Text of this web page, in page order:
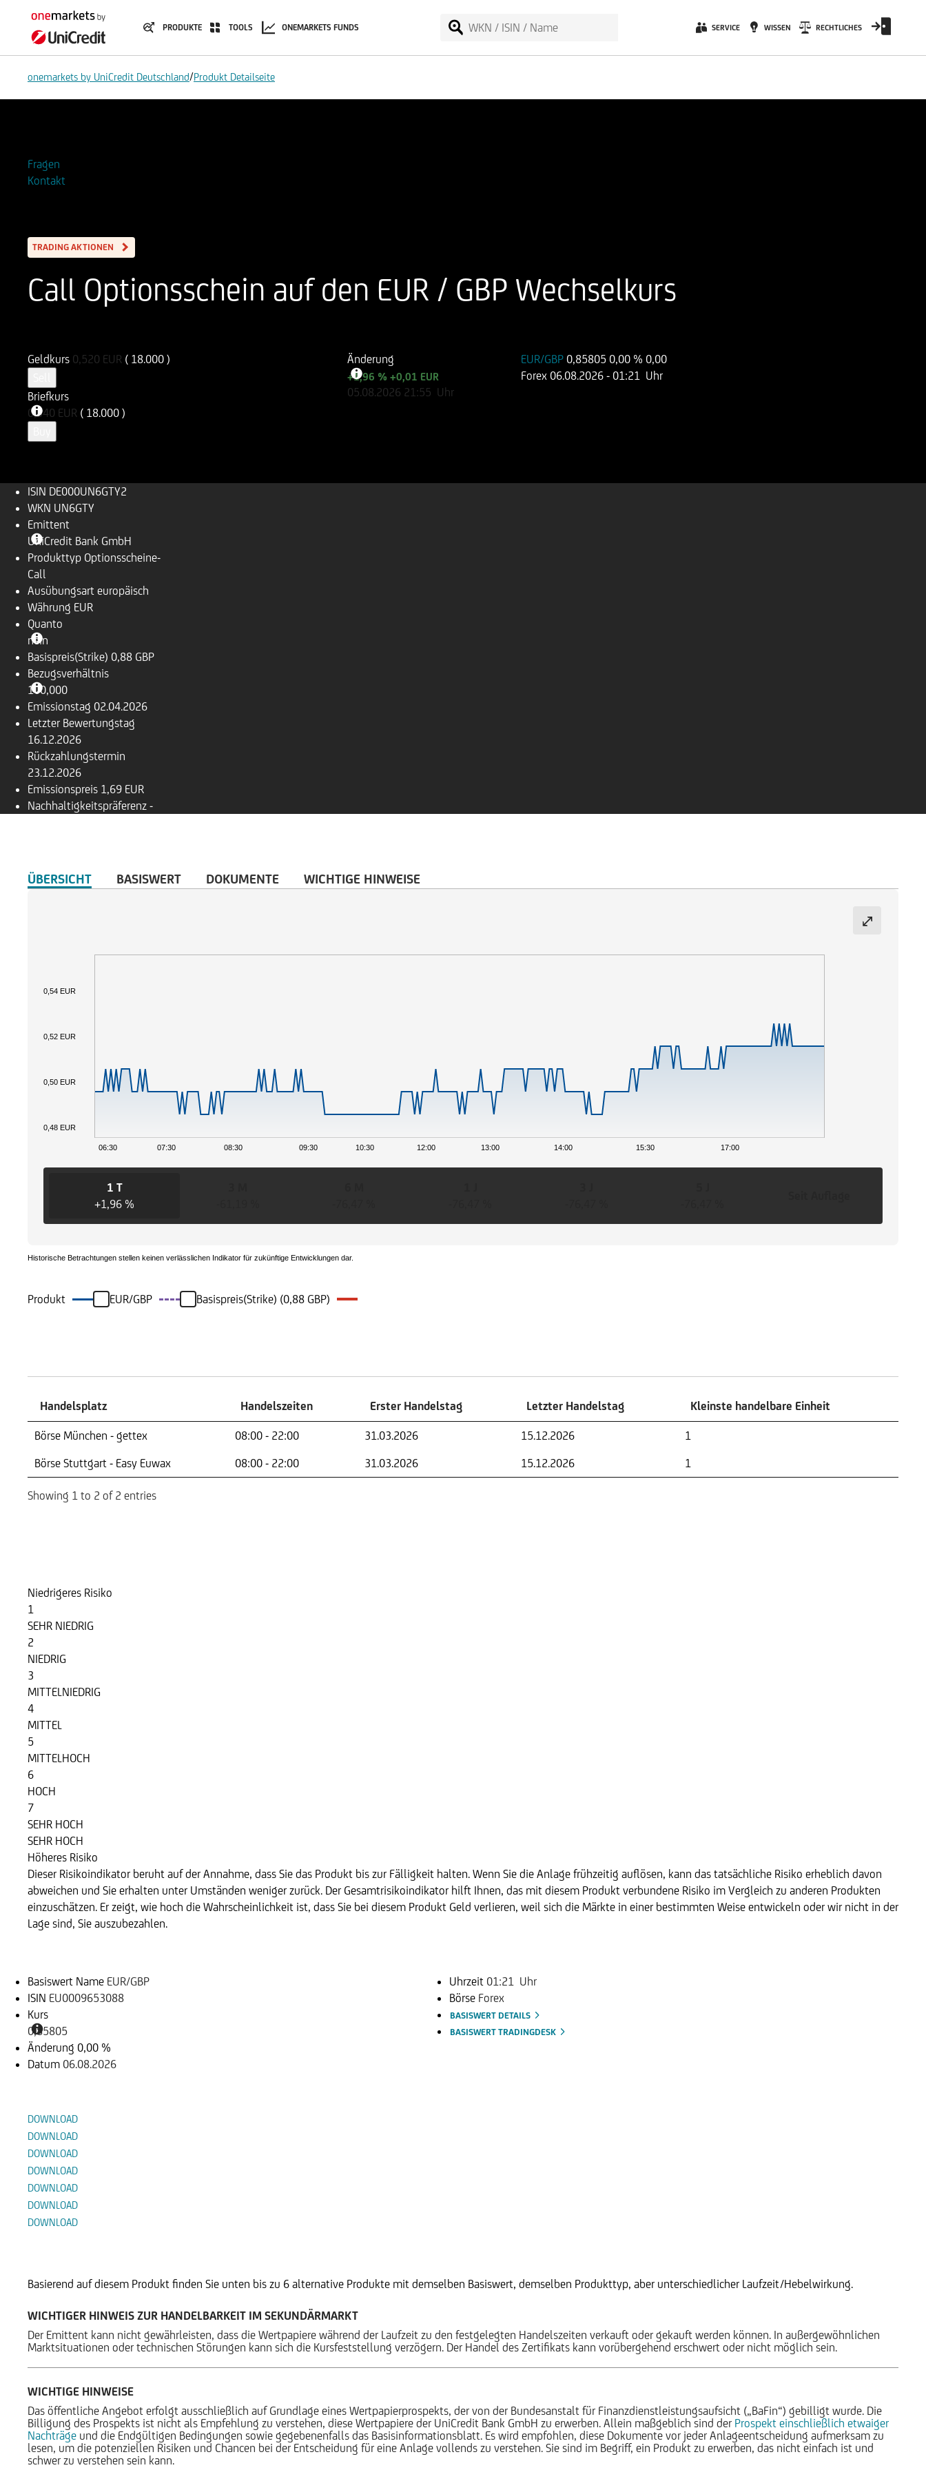
PRODUKTE TOOLS ONEMARKETS FUNDS SERVICE WISSEN RECHTLICHES
onemarkets by UniCredit Deutschland/Produkt Detailseite
Fragen
Kontakt
TRADING AKTIONEN
Call Optionsschein auf den EUR / GBP Wechselkurs
Geldkurs 0,520 EUR ( 18.000 )
Briefkurs
0,540 EUR ( 18.000 )
Änderung
+1,96 %+0,01 EUR
05.08.2026 21:55 Uhr
EUR/GBP 0,85805 0,00 % 0,00
Forex 06.08.2026 - 01:21 Uhr
ISIN DE000UN6GTY2
WKN UN6GTY
Emittent
UniCredit Bank GmbH
Produkttyp Optionsscheine-
Call
Ausübungsart europäisch
Währung EUR
Quanto
nein
Basispreis(Strike) 0,88 GBP
Bezugsverhältnis
100,000
Emissionstag 02.04.2026
Letzter Bewertungstag
16.12.2026
Rückzahlungstermin
23.12.2026
Emissionspreis 1,69 EUR
Nachhaltigkeitspräferenz -
ÜBERSICHT BASISWERT DOKUMENTE WICHTIGE HINWEISE
06:30 07:30 08:30 09:30 10:30 12:00 13:00 14:00 15:30 17:00
0,48 EUR
0,50 EUR
0,52 EUR
0,54 EUR
1 T
+1,96 %
Historische Betrachtungen stellen keinen verlässlichen Indikator für zukünftige Entwicklungen dar.
Produkt EUR/GBP Basispreis(Strike) (0,88 GBP)
Handelsplatz Handelszeiten Erster Handelstag Letzter Handelstag
Kleinste handelbare Einheit
Handelsplatz
Handelszeiten Erster Handelstag Letzter Handelstag
Börse München - gettex 08:00 - 22:00 31.03.2026 15.12.2026
1
Börse Stuttgart - Easy Euwax
08:00 - 22:00 31.03.2026 15.12.2026 1
Showing 1 to 2 of 2 entries
Niedrigeres Risiko
1
SEHR NIEDRIG
2
NIEDRIG
3
MITTELNIEDRIG
4
MITTEL
5
MITTELHOCH
6
HOCH
7
SEHR HOCH
SEHR HOCH
Höheres Risiko
Dieser Risikoindikator beruht auf der Annahme, dass Sie das Produkt bis zur Fälligkeit halten. Wenn Sie die Anlage frühzeitig auflösen, kann das tatsächliche Risiko erheblich davon
abweichen und Sie erhalten unter Umständen weniger zurück. Der Gesamtrisikoindikator hilft Ihnen, das mit diesem Produkt verbundene Risiko im Vergleich zu anderen Produkten
einzuschätzen. Er zeigt, wie hoch die Wahrscheinlichkeit ist, dass Sie bei diesem Produkt Geld verlieren, weil sich die Märkte in einer bestimmten Weise entwickeln oder wir nicht in der
Lage sind, Sie auszubezahlen.
Basiswert Name EUR/GBP
ISIN EU0009653088
Kurs
0,85805
Änderung 0,00 %
Datum 06.08.2026
Uhrzeit 01:21 Uhr
Börse Forex
BASISWERT DETAILS
BASISWERT TRADINGDESK
DOWNLOAD
DOWNLOAD
DOWNLOAD
DOWNLOAD
DOWNLOAD
DOWNLOAD
DOWNLOAD
Basierend auf diesem Produkt finden Sie unten bis zu 6 alternative Produkte mit demselben Basiswert, demselben Produkttyp, aber unterschiedlicher Laufzeit/Hebelwirkung.
WICHTIGER HINWEIS ZUR HANDELBARKEIT IM SEKUNDÄRMARKT
Der Emittent kann nicht gewährleisten, dass die Wertpapiere während der Laufzeit zu den festgelegten Handelszeiten verkauft oder gekauft werden können. In außergewöhnlichen
Marktsituationen oder technischen Störungen kann sich die Kursfeststellung verzögern. Der Handel des Zertifikats kann vorübergehend erschwert oder nicht möglich sein.
WICHTIGE HINWEISE
Das öffentliche Angebot erfolgt ausschließlich auf Grundlage eines Wertpapierprospekts, der von der Bundesanstalt für Finanzdienstleistungsaufsicht („BaFin“) gebilligt wurde. Die
Billigung des Prospekts ist nicht als Empfehlung zu verstehen, diese Wertpapiere der UniCredit Bank GmbH zu erwerben. Allein maßgeblich sind der Prospekt einschließlich etwaiger
Nachträge und die Endgültigen Bedingungen sowie gegebenenfalls das Basisinformationsblatt. Es wird empfohlen, diese Dokumente vor jeder Anlageentscheidung aufmerksam zu
lesen, um die potenziellen Risiken und Chancen bei der Entscheidung für eine Anlage vollends zu verstehen. Sie sind im Begriff, ein Produkt zu erwerben, das nicht einfach ist und
schwer zu verstehen sein kann.